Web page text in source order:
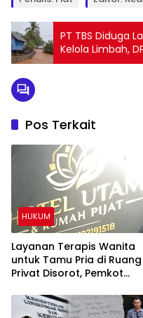
PT TBS Diduga
Kelola Limbah,
Inspektur
Pos Terkait
HUKUM
Layanan Terapis Wanita
untuk Tamu Pria di Ruang
Privat Disorot, Pemkot
Perizinan Rumah Pijat